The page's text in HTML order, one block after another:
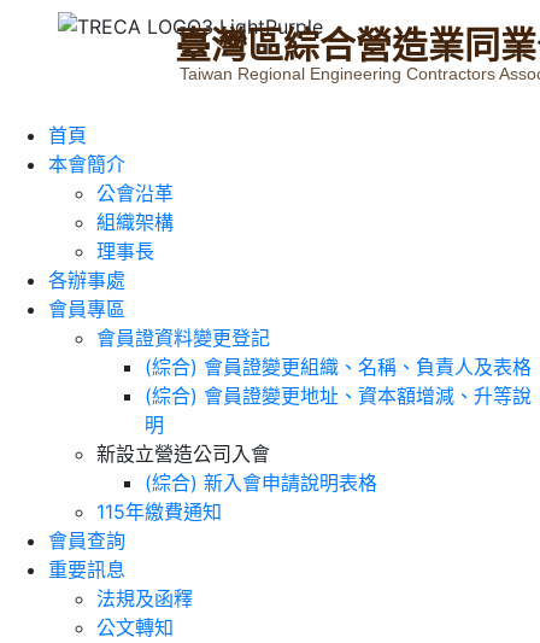
臺灣區綜合營造業同業
Taiwan Regional Engineering Contractors
首頁
本會簡介
公會沿革
組織架構
理事長
各辦事處
會員專區
會員證資料變更登記
(綜合) 會員證變更組織、名稱、負責人及表格
(綜合) 會員證變更地址、資本額增減、升等說
明
新設立營造公司入會
(綜合) 新入會申請說明表格
115年繳費通知
會員查詢
重要訊息
法規及函釋
公文轉知